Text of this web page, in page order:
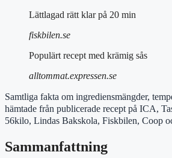
Lättlagad rätt klar på 20 min
fiskbilen.se
Populärt recept med krämig sås
alltommat.expressen.se
Samtliga fakta om ingrediensmängder,
hämtade från publicerade recept på ICA,
56kilo, Lindas Bakskola, Fiskbilen, Coop
Sammanfattning